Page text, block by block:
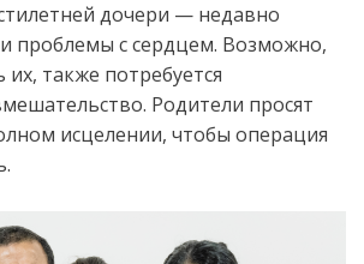
дочери — недавно
проблемы с сердцем. Возможно,
также потребуется
Родители просят
исцелении, чтобы операция